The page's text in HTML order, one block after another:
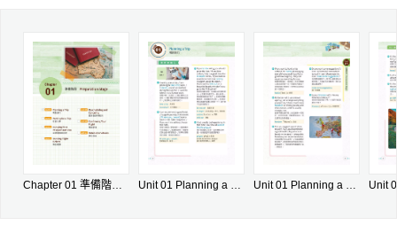
Chapter 01 準備階段 Preparation Stage Unit 01 Planning a Trip 規劃旅行 Unit 01 Planning a Trip 規劃旅行